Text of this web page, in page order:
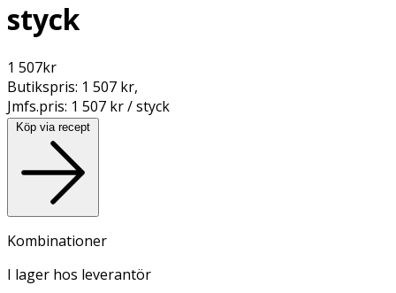
styck
1 507kr
Butikspris: 1 507 kr,
Jmfs.pris: 1 507 kr / styck
Köp via recept
Kombinationer
I lager hos leverantör